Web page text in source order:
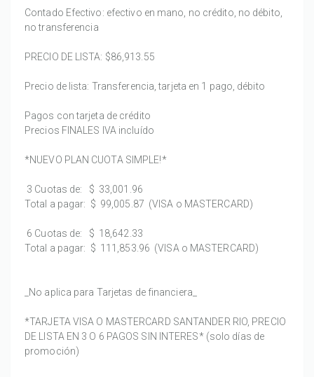
Contado Efectivo: efectivo en mano, no crédito, no débito,
no transferencia
PRECIO DE LISTA: $86,913.55
Precio de lista: Transferencia, tarjeta en 1 pago, débito
Pagos con tarjeta de crédito
Precios FINALES IVA incluído
*NUEVO PLAN CUOTA SIMPLE!*
3 Cuotas de:
$ 33,001.96
Total a pagar: $ 99,005.87 (VISA o MASTERCARD)
6 Cuotas de:
$ 18,642.33
Total a pagar: $ 111,853.96 (VISA o MASTERCARD)
_No aplica para Tarjetas de financiera_
*TARJETA VISA O MASTERCARD SANTANDER RIO, PRECIO
DE LISTA EN 3 O 6 PAGOS SIN INTERES* (solo días de
promoción)